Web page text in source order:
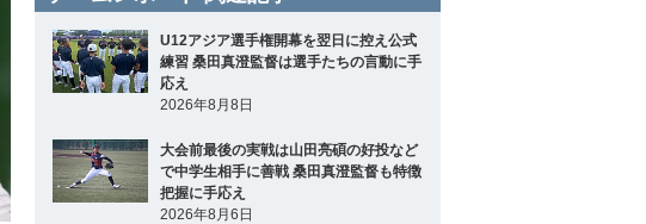
U12アジア選手権開幕を翌日に控え公式
練習 桑田真澄監督は選手たちの言動に手
応え
2026年8月8日
大会前最後の実戦は山田亮碩の好投など
で中学生相手に善戦 桑田真澄監督も特徴
把握に手応え
2026年8月6日